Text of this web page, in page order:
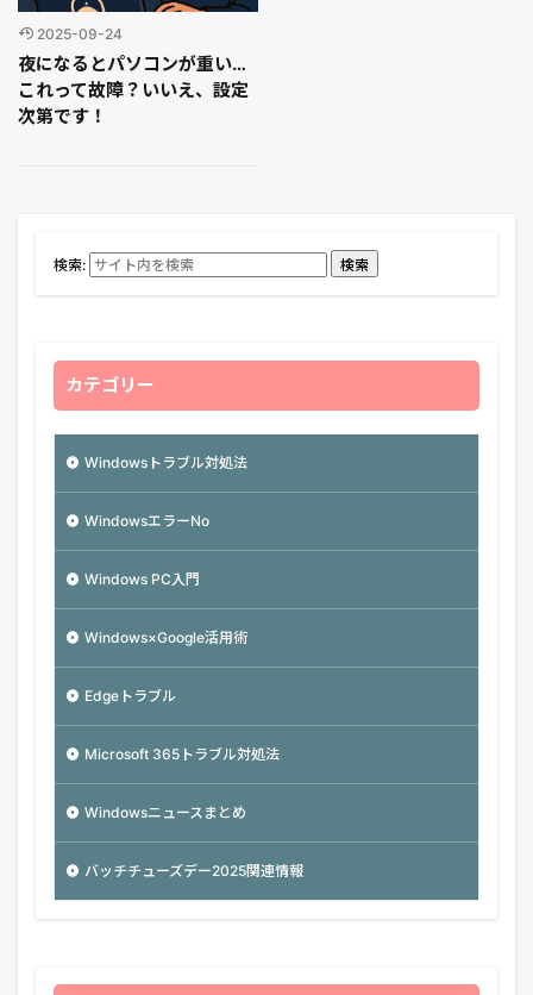
2025-09-24
夜になるとパソコンが重い…
これって故障？いいえ、設定
次第です！
検索: 検索
カテゴリー
Windowsトラブル対処法
WindowsエラーNo
Windows PC入門
Windows×Google活用術
Edgeトラブル
Microsoft 365トラブル対処法
Windowsニュースまとめ
バッチチューズデー2025関連情報